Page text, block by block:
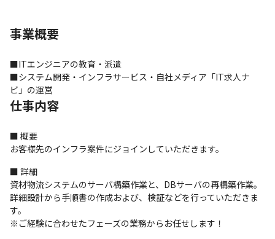
事業概要
■ITエンジニアの教育・派遣
■システム開発・インフラサービス・自社メディア「IT求人ナ
ビ」の運営
仕事内容
■ 概要
お客様先のインフラ案件にジョインしていただきます。
■ 詳細
資材物流システムのサーバ構築作業と、DBサーバの再構築作業。
詳細設計から手順書の作成および、検証などを行っていただきま
す。
※ご経験に合わせたフェーズの業務からお任せします！